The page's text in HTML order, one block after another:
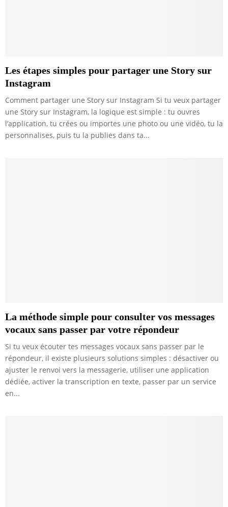
Les étapes simples pour partager une Story sur
Instagram
Comment partager une Story sur Instagram Si tu veux partager
une Story sur Instagram, la logique est simple : tu ouvres
l’application, tu crées ou importes une photo ou une vidéo, tu la
personnalises, puis tu la publies dans ta...
La méthode simple pour consulter vos messages
vocaux sans passer par votre répondeur
Si tu veux écouter tes messages vocaux sans passer par le
répondeur, il existe plusieurs solutions simples : désactiver ou
ajuster le renvoi vers la messagerie, utiliser une application
dédiée, activer la transcription en texte, passer par un service
en...